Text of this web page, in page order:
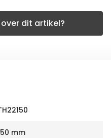
dit artikel?
mm